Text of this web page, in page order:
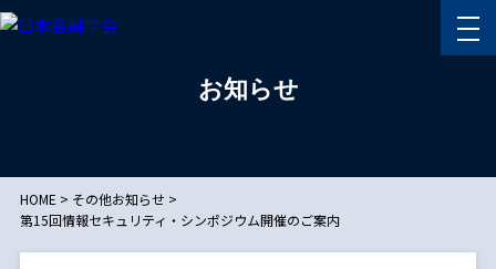
お知らせ
HOME > その他お知らせ>
第15回情報セキュリティ・シンポジウム開催のご案内